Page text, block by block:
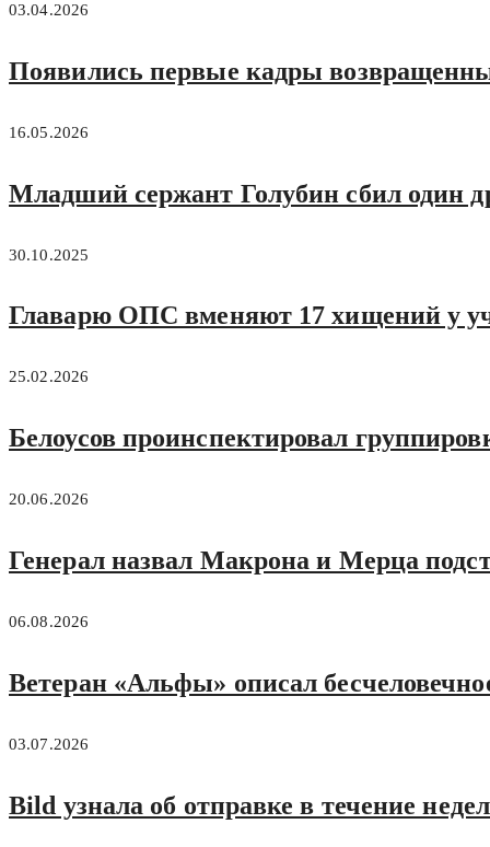
03.04.2026
Появились первые кадры
16.05.2026
Младший сержант Голубин сбил один
30.10.2025
Главарю ОПС вменяют 17 хищений у
25.02.2026
Белоусов проинспектировал
20.06.2026
Генерал назвал Макрона и Мерца
06.08.2026
Ветеран «Альфы» описал
03.07.2026
Bild узнала об отправке в течение